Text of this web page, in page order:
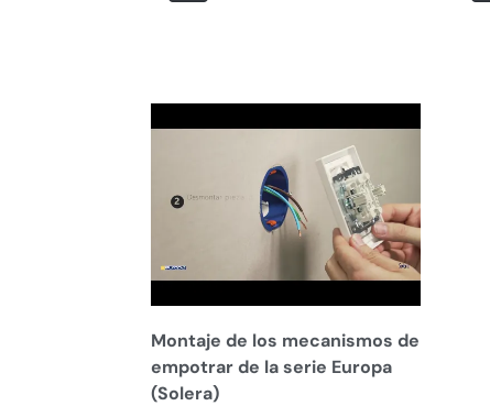
Montaje de los mecanismos de
empotrar de la serie Europa
(Solera)